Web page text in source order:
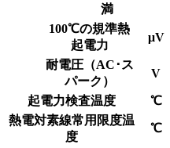
満
100℃の規準熱
起電力
μV
耐電圧（AC･ス
パーク）
V
起電力検査温度
℃
熱電対素線常用限度温
度
℃